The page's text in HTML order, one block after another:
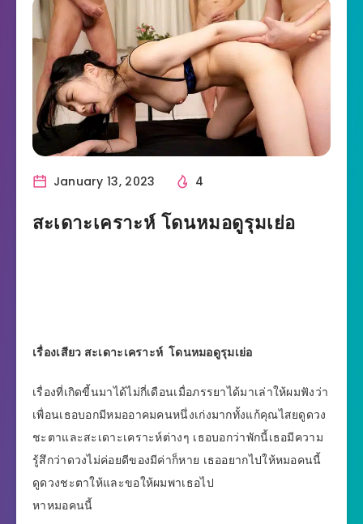
January 13, 2023 4
สะเดาะเคราะห์ โดนหมอดูรุมเย่อ
เรื่องเสียว สะเดาะเคราะห์ โดนหมอดูรุมเย่อ
เรื่องที่เกิดขี้นมาได้ไม่กี่เดือนเมื่อภรรยาได้มาเล่าให้ผมฟังว่า
เพื่อนเธอบอกมีหมออาคมคนหนึ่งเก่งมากทั้งแก้คุณไสยดูดวง
ชะตาและสะเดาะเคราะห์ต่างๆ เธอบอกว่าพักนี้เธอมีความ
รู้สึกว่าดวงไม่ค่อยดีของมีค่าก็หาย เธออยากไปให้หมอคนนี้
ดูดวงชะตาให้และขอให้ผมพาเธอไป
หาหมอคนนี้